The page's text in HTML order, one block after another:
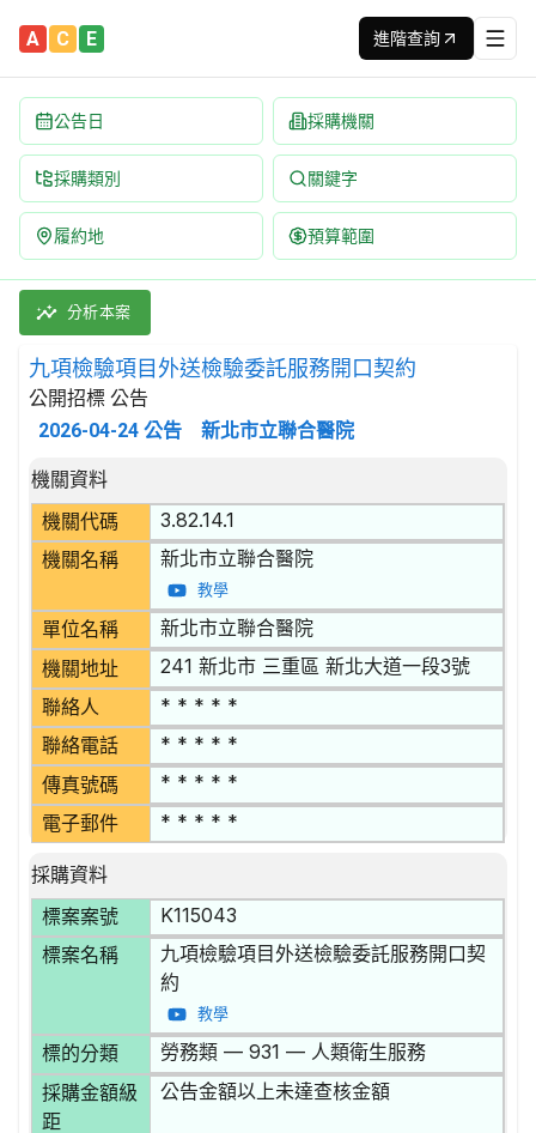
A C E 進階查詢
公告日 採購機關
採購類別 關鍵字
履約地 預算範圍
九項檢驗項目外送檢驗委託服務開口契約 招標公告 | 案號：
採購類別：勞務類 人類衛生服務 | 招標方式：公開招標 |
分析本案
九項檢驗項目外送檢驗委託服務開口契約
公開招標 公告
2026-04-24 公告 新北市立聯合醫院
招標公告詳細內容
機關資料
機關代碼
3.82.14.1
機關名稱 新北市立聯合醫院
教學
單位名稱 新北市立聯合醫院
機關地址 241 新北市 三重區 新北大道一段3號
聯絡人 * * * * *
聯絡電話 * * * * *
傳真號碼 * * * * *
電子郵件 * * * * *
採購資料
標案案號
K115043
標案名稱
九項檢驗項目外送檢驗委託服務開口契
約
教學
標的分類 勞務類 — 931 — 人類衛生服務
採購金額級
距
公告金額以上未達查核金額